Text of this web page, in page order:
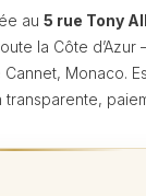
au 5 rue Tony
la Côte d’Azur
Monaco.